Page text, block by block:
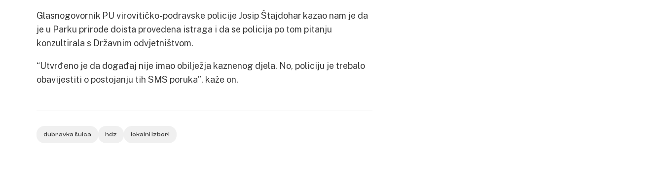
Glasnogovornik PU virovitičko-podravske policije Josip Štajdohar kazao nam je da
je u Parku prirode doista provedena istraga i da se policija po tom pitanju
konzultirala s Državnim odvjetništvom.
“Utvrđeno je da događaj nije imao obilježja kaznenog djela. No, policiju je trebalo
obavijestiti o postojanju tih SMS poruka”, kaže on.
dubravka šuica hdz lokalni izbori